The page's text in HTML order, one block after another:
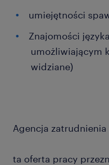
umiejętności
Znajomości
umożliwiającym
widziane)
Agencja
ta oferta pracy